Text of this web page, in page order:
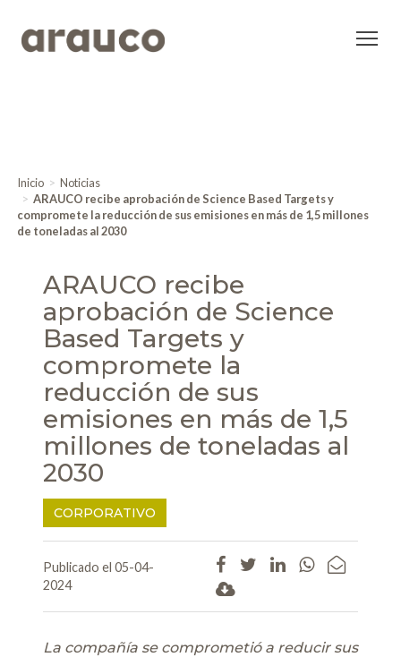
Inicio
Noticias
ARAUCO recibe aprobación de Science Based Targets y
compromete la reducción de sus emisiones en más de 1,5 millones
de toneladas al 2030
ARAUCO recibe
aprobación de Science
Based Targets y
compromete la
reducción de sus
emisiones en más de 1,5
millones de toneladas al
2030
CORPORATIVO
Publicado el 05-04-
2024
La compañía se comprometió a reducir sus